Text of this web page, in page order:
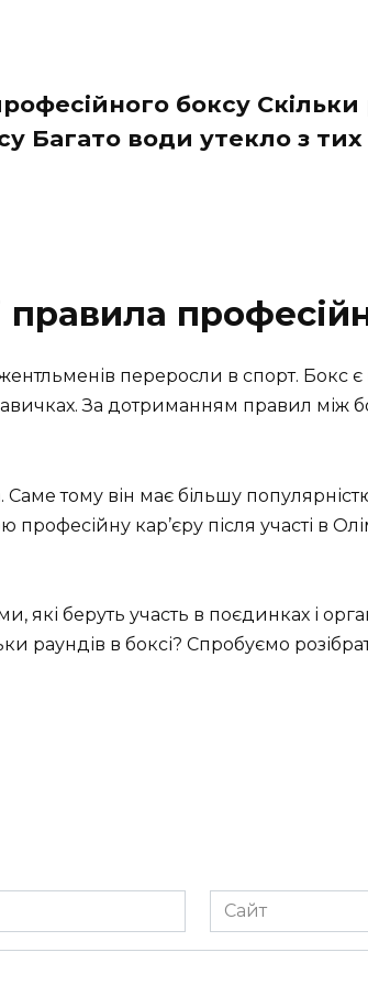
боксу Скільки
Багато води утекло з тих
правила
переросли в спорт. Бокс
За дотриманням правил між
тому він має більшу
кар’єру після участі в
беруть участь в поєдинках і
раундів в боксі? Спробуємо
Сайт